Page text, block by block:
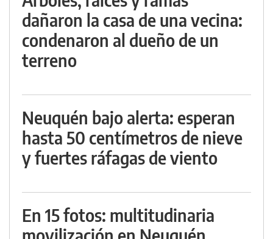
dañaron la casa de una vecina:
condenaron al dueño de un
terreno
Neuquén bajo alerta: esperan
hasta 50 centímetros de nieve
y fuertes ráfagas de viento
En 15 fotos: multitudinaria